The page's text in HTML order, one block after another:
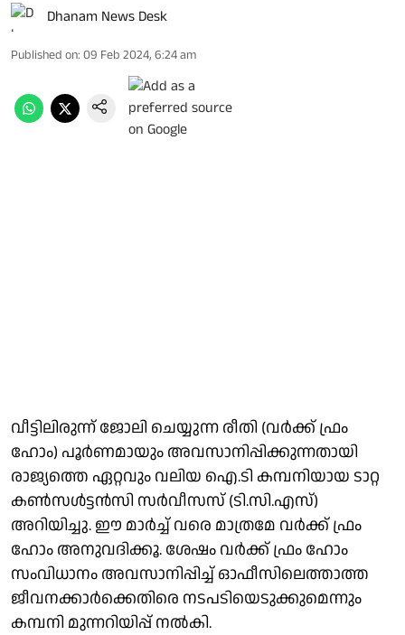
Dhanam News Desk
Published on: 09 Feb 2024, 6:24 am
വീട്ടിലിരുന്ന് ജോലി ചെയ്യുന്ന രീതി (വര്‍ക്ക് ഫ്രം
ഹോം) പൂര്‍ണമായും അവസാനിപ്പിക്കുന്നതായി
രാജ്യത്തെ ഏറ്റവും വലിയ ഐ.ടി കമ്പനിയായ ടാറ്റ
കണ്‍സള്‍ട്ടന്‍സി സര്‍വീസസ് (ടി.സി.എസ്)
അറിയിച്ചു. ഈ മാര്‍ച്ച് വരെ മാത്രമേ വര്‍ക്ക് ഫ്രം
ഹോം അനുവദിക്കൂ. ശേഷം വര്‍ക്ക് ഫ്രം ഹോം
സംവിധാനം അവസാനിപ്പിച്ച് ഓഫീസിലെത്താത്ത
ജീവനക്കാര്‍ക്കെതിരെ നടപടിയെടുക്കുമെന്നും
കമ്പനി മുന്നറിയിപ്പ് നല്‍കി.